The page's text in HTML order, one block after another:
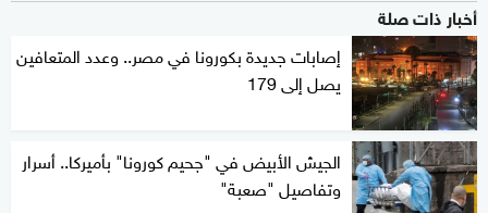
أخبار ذات صلة
إصابات جديدة بكورونا في مصر.. وعدد المتعافين
يصل إلى 179
الجيش الأبيض في "جحيم كورونا" بأميركا.. أسرار
وتفاصيل "صعبة"